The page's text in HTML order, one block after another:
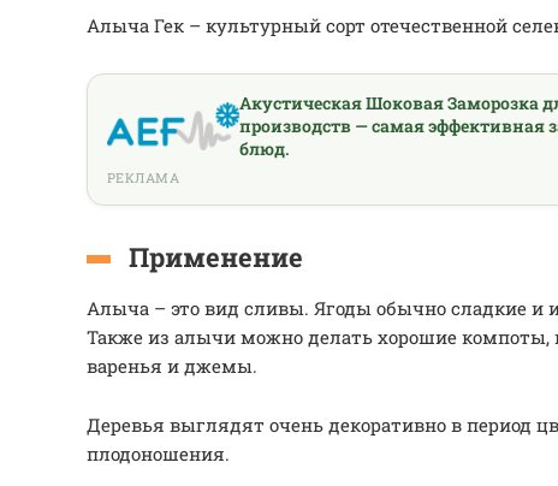
Алыча Гек – культурный сорт отечественной
Акустическая Шоковая Заморозка
производств — самая эффективная
блюд.
РЕКЛАМА
Применение
Алыча – это вид сливы. Ягоды обычно сладкие и
Также из алычи можно делать хорошие компоты,
варенья и джемы.
Деревья выглядят очень декоративно в период
плодоношения.